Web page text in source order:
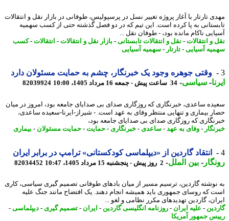
تارتار با آغاز پروژه تغییر نسل در پرسپولیس، طوفانی در بازار نقل و انتقالات
به پا کرده است. این تیم که در دو فصل گذشته حتی از کسب سهمیه
ناکام مانده بود، - طوفان نقل ...
و انتقالات-نقل و انتقالات تابستانی-بازار نقل و انتقالات-انتقالات-کسب
آسیایی-تارتار- سهمیه آسیایی
وقتی جوهره وجود یک خبرنگار، چشم به حمایت مسئولان دارد
-سیاسی-34 ساعت پیش - جمعه 16 مرداد 1405، 10:00 82039924
ساعدی، خبرنگاری که روزگاری صدای بی صدایای جامعه بود، امروز در میان
بیماری و تنهایی منتظر وفای به عهد است. - شیراز-ایرنا-سعیده ساعدی،
که روزگاری صدای بی صدایای جامعه بود،
-وفای به عهد -ساعدی-خبرنگاری- حمایت-حمایت مسئولان-بیماری
انتقاد گاردین از «دیپلماسی کودکستانی» ترامپ در برابر ایران
-بین الملل-2 روز پیش - پنجشنبه 15 مرداد 1405، 10:47 82034452
گاردین، ترسیم مسیر از میان بادهای طوفانی تصمیم گیری سیاسی، کاری
که روسای جمهوری باید همیشه انجام دهند. یک افتضاح مانند جنگ علیه
گاردین تهدیدهای مکرر نظامی و لغو ...
-علیه ایران - روزنامه انگلیسی گاردین -ایران - تصمیم گیری- دیپلماسی-
جمهور آمریکا